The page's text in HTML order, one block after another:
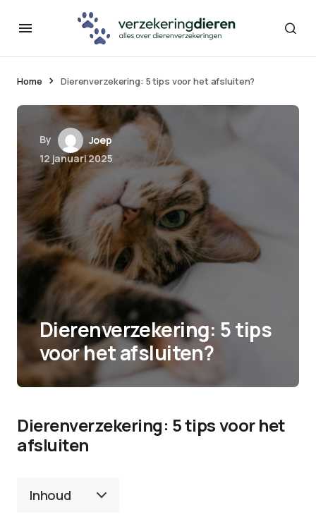
Home Dierenverzekering: 5 tips voor het afsluiten?
By
Joep
12 januari 2025
Dierenverzekering: 5 tips
voor het afsluiten?
Dierenverzekering: 5 tips voor het
afsluiten
Inhoud